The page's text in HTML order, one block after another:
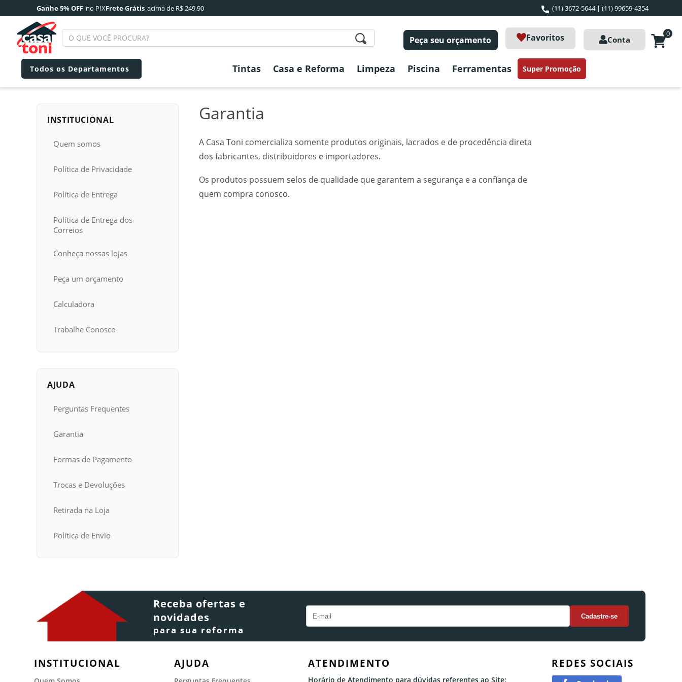
Ganhe 5% OFF no PIXFrete Grátis acima de R$ 249,90 (11) 3672-5644 | (11) 99659-4354
Peça seu orçamento Favoritos Conta
0
Tintas Casa e Reforma Limpeza Piscina Ferramentas Super Promoção
INSTITUCIONAL
Quem somos
Política de Privacidade
Política de Entrega
Política de Entrega dos
Correios
Conheça nossas lojas
Peça um orçamento
Calculadora
Trabalhe Conosco
AJUDA
Perguntas Frequentes
Garantia
Formas de Pagamento
Trocas e Devoluções
Retirada na Loja
Política de Envio
Garantia
A Casa Toni comercializa somente produtos originais, lacrados e de procedência direta
dos fabricantes, distribuidores e importadores.
Os produtos possuem selos de qualidade que garantem a segurança e a confiança de
quem compra conosco.
Receba ofertas e
novidades
para sua reforma
INSTITUCIONAL AJUDA ATENDIMENTO
Horário de Atendimento para dúvidas referentes ao Site:
REDES SOCIAIS